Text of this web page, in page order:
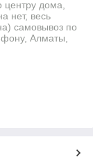
центру дома,
нет, весь
самовывоз по
Алматы,